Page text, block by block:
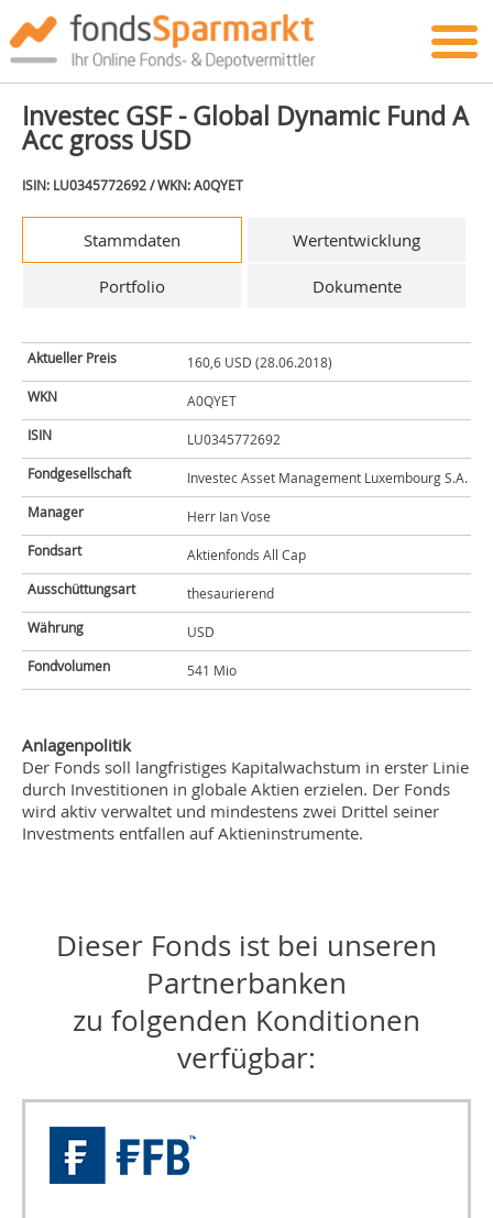
Investec GSF - Global Dynamic Fund A
Acc gross USD
ISIN: LU0345772692 / WKN: A0QYET
Stammdaten Wertentwicklung
Portfolio Dokumente
Aktueller Preis
160,6 USD (28.06.2018)
WKN
A0QYET
ISIN
LU0345772692
Fondgesellschaft
Investec Asset Management Luxembourg S.A.
Manager
Herr Ian Vose
Fondsart
Aktienfonds All Cap
Ausschüttungsart
thesaurierend
Währung
USD
Fondvolumen
541 Mio
Anlagenpolitik
Der Fonds soll langfristiges Kapitalwachstum in erster Linie
durch Investitionen in globale Aktien erzielen. Der Fonds
wird aktiv verwaltet und mindestens zwei Drittel seiner
Investments entfallen auf Aktieninstrumente.
Dieser Fonds ist bei unseren
Partnerbanken
zu folgenden Konditionen
verfügbar: